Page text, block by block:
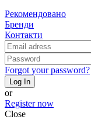
Рекомендовано
Бренди
Контакти
Forgot your password?
Log In
or
Register now
Close